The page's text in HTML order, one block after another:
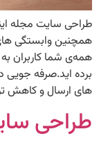
طراحی سایت مجله
همچنین وابستگی
همه‌ی شما کاربران
برده اید.صرفه
های ارسال و کاهش
طراحی